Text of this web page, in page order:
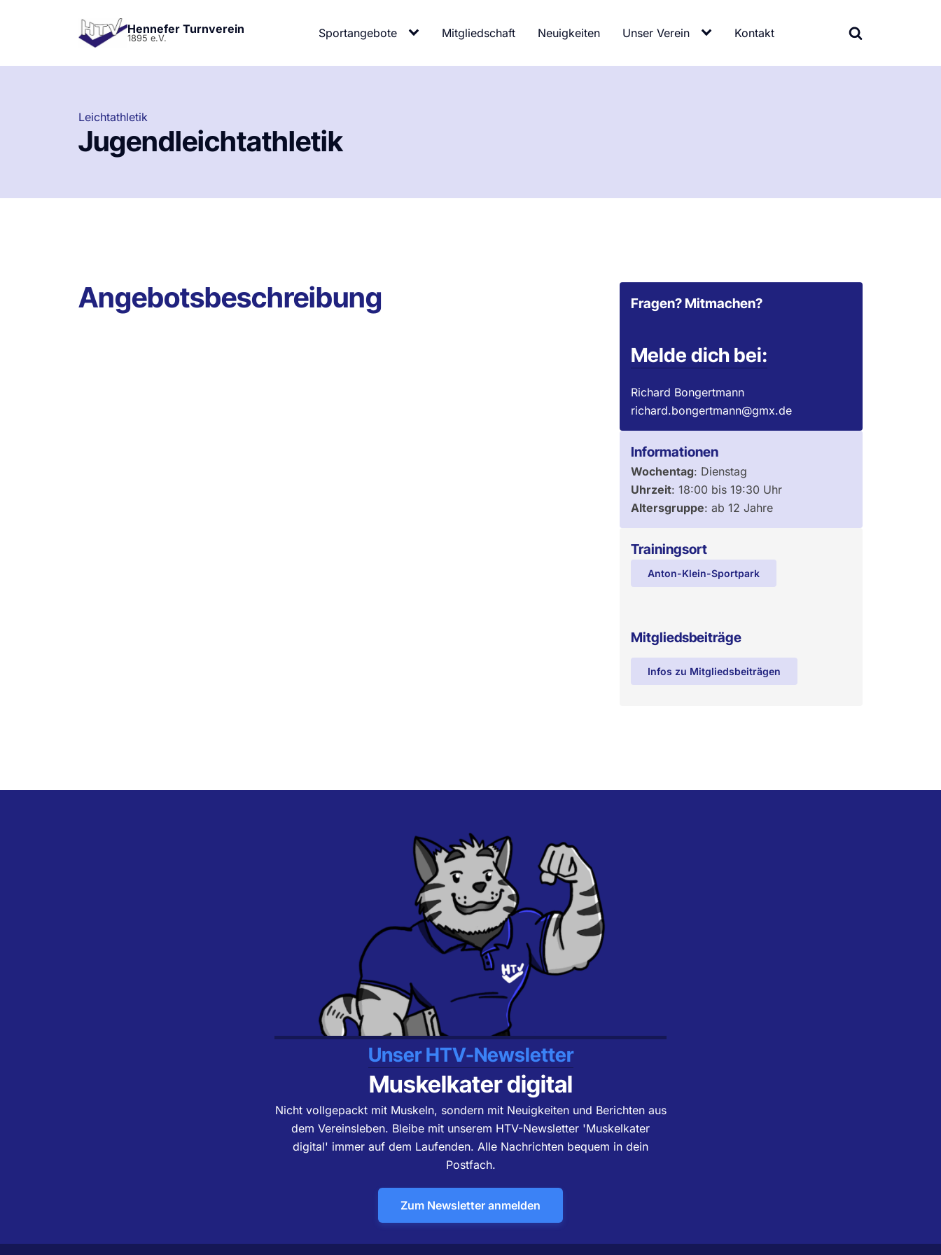
Hennefer Turnverein
1895 e.V. Sportangebote Mitgliedschaft Neuigkeiten Unser Verein Kontakt
Leichtathletik
Jugendleichtathletik
Angebotsbeschreibung Fragen? Mitmachen?
Melde dich bei:
Richard Bongertmann
richard.bongertmann@gmx.de
Informationen
Wochentag: Dienstag
Uhrzeit:18:00 bis19:30 Uhr
Altersgruppe:ab 12 Jahre
Trainingsort
Anton-Klein-Sportpark
Mitgliedsbeiträge
Infos zu Mitgliedsbeiträgen
Unser HTV-Newsletter
Muskelkater digital
Nicht vollgepackt mit Muskeln, sondern mit Neuigkeiten und Berichten aus
dem Vereinsleben. Bleibe mit unserem HTV-Newsletter 'Muskelkater
digital' immer auf dem Laufenden. Alle Nachrichten bequem in dein
Postfach.
Zum Newsletter anmelden